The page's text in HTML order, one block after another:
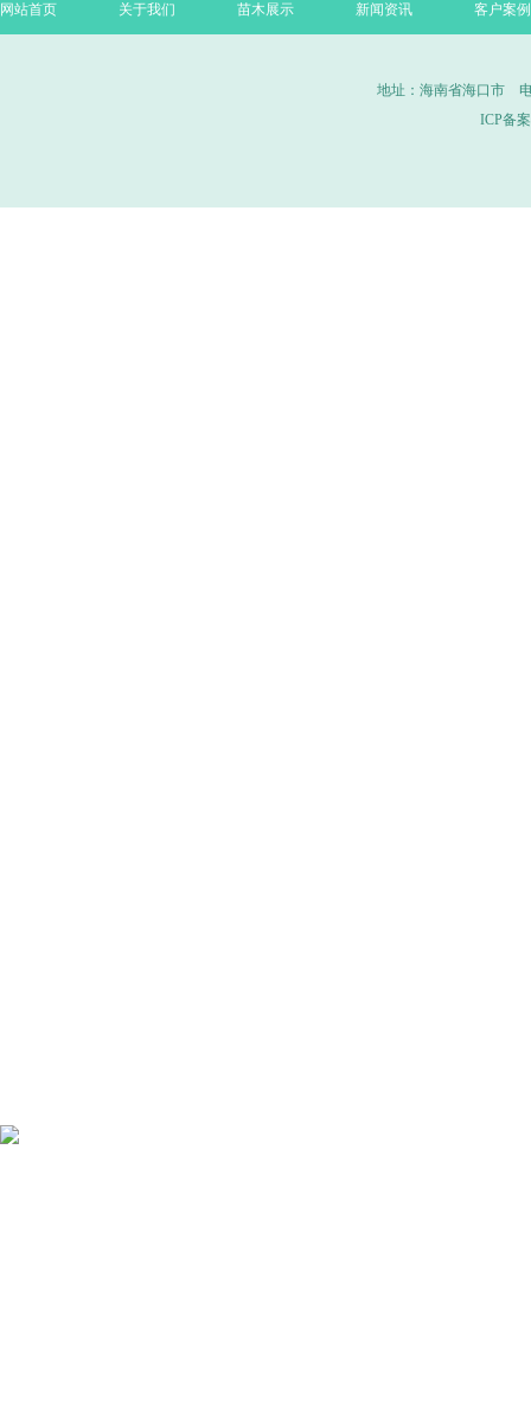
网站首页 关于我们 苗木展示 新闻资讯 客户案例
地址：海南省海口市
ICP备